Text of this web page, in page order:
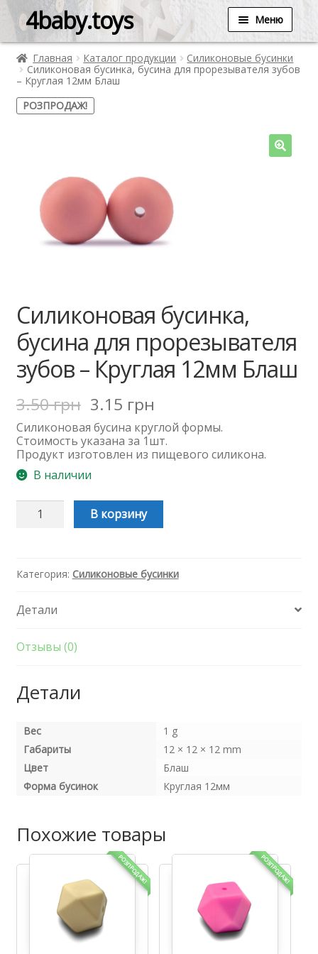
4baby.toys Меню
Главная Каталог продукции
Силиконовые бусинки
Силиконовая бусинка, бусина для прорезывателя зубов
– Круглая 12мм Блаш
РОЗПРОДАЖ!
Силиконовая бусинка,
бусина для прорезывателя
зубов – Круглая 12мм Блаш
3.50грн 3.15 грн
Силиконовая бусина круглой формы.
Стоимость указана за 1шт.
Продукт изготовлен из пищевого силикона.
В наличии
Количество
Силиконовая
прорезывателя
Круглая
Блаш
В корзину
Категория: Силиконовые бусинки
Детали
Отзывы (0)
Детали
Вес
1 g
Габариты
12 × 12 × 12 mm
Цвет
Блаш
Форма бусинок
Круглая 12мм
Похожие товары
РОЗПРОДАЖ! РОЗПРОДАЖ!